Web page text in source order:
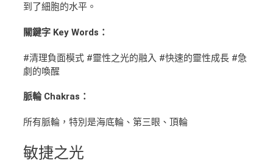
到了細胞的水平。
關鍵字 Key Words：
#清理負面模式 #靈性之光的融入 #快速的靈性成長 #急
劇的喚醒
脈輪 Chakras：
所有脈輪，特別是海底輪、第三眼、頂輪
敏捷之光